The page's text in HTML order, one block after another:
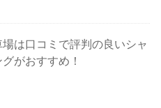
は口コミで評判の良いシャ
がおすすめ！